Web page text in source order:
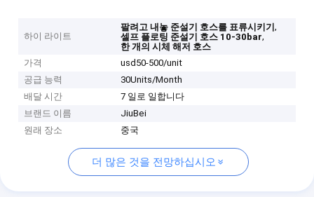
하이 라이트
팔려고 내놓 준설기 호스를 표류시키기,
셀프 플로팅 준설기 호스 10-30bar,
한 개의 시체 해저 호스
가격
usd50-500/unit
공급 능력
30Units/Month
배달 시간
7 일로 일합니다
브랜드 이름
JiuBei
원래 장소
중국
더 많은 것을 전망하십시오